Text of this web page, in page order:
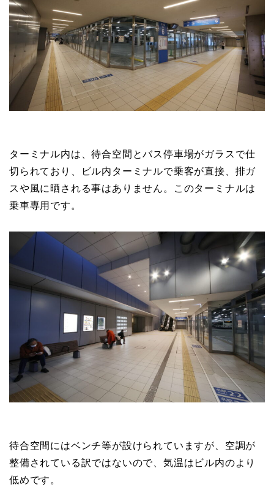
ターミナル内は、待合空間とバス停車場がガラスで仕
切られており、ビル内ターミナルで乗客が直接、排ガ
スや風に晒される事はありません。このターミナルは
乗車専用です。
待合空間にはベンチ等が設けられていますが、空調が
整備されている訳ではないので、気温はビル内のより
低めです。